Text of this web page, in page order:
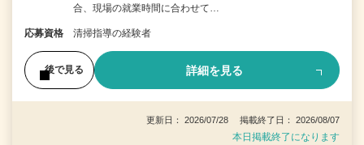
合、現場の就業時間に合わせて…
応募資格 清掃指導の経験者
後で見る 詳細を見る
更新日： 2026/07/28 掲載終了日： 2026/08/07
本日掲載終了になります